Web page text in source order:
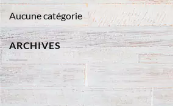
Aucune catégorie
ARCHIVES